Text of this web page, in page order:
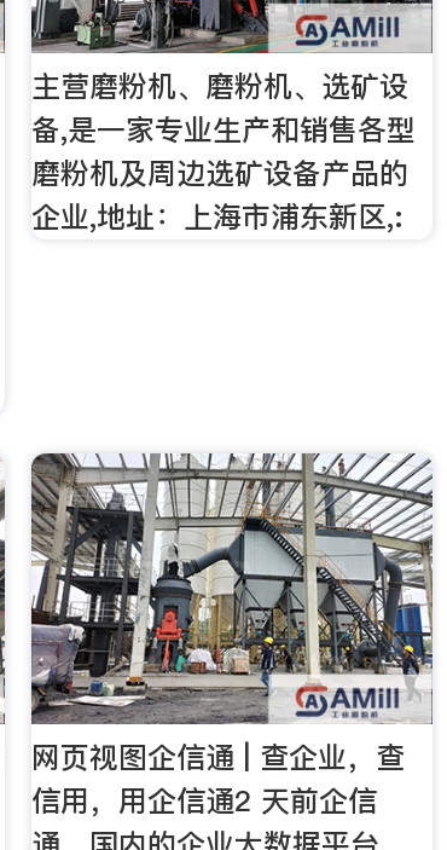
主营磨粉机、磨粉机、选矿设
备,是一家专业生产和销售各型
磨粉机及周边选矿设备产品的
企业,地址：上海市浦东新区,:
网页视图企信通 | 查企业，查
信用，用企信通2 天前企信